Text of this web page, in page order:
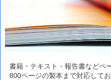
書籍・テキスト・報告書などペ
800ページの製本まで対応してお